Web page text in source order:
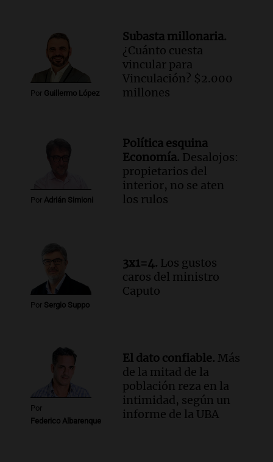
contra el tiempo: necesita un trasplante
para poder seguir viviend
Una mañana para todos
Episodios
Audio.Estiman que la inflación nacional
Una mañana para todos
Audio.
Altas Cumbres: rescataron a una
cabra que llevaba ocho días atrapada en
un precipicio
conectividad fronteriza, aérea y digital
con Jujuy
Panorama Federal
Episodios
Por Guillermo López
Subasta millonaria.
¿Cuánto cuesta
vincular para
Vinculación? $2.000
millones
Por Adrián Simioni
Política esquina
Economía. Desalojos:
propietarios del
interior, no se aten
los rulos
Por Sergio Suppo
3x1=4. Los gustos
caros del ministro
Caputo
Por
Federico Albarenque
El dato confiable. Más
de la mitad de la
población reza en la
intimidad, según un
informe de la UBA